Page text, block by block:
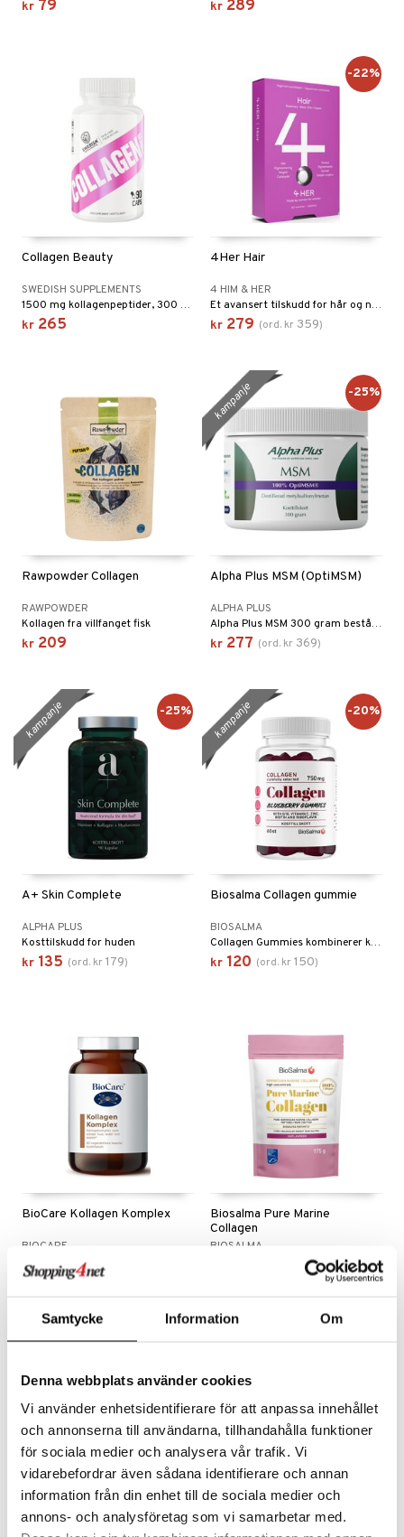
Samtycke Information Om
Denna webbplats använder cookies
Vi använder enhetsidentifierare för att anpassa innehållet
och annonserna till användarna, tillhandahålla funktioner
för sociala medier och analysera vår trafik. Vi
vidarebefordrar även sådana identifierare och annan
information från din enhet till de sociala medier och
annons- och analysföretag som vi samarbetar med.
kr 79 kr 289
Collagen Beauty
SWEDISH SUPPLEMENTS
1500 mg kollagenpeptider, 300 mg hyaluronsyre og 120 mg vitamin C per dagsdose
kr 265
4Her Hair
4 HIM & HER
Et avansert tilskudd for hår og negler, med over 20 aktive ingredienser.
kr 279 (ord. kr 359)
-22%
Rawpowder Collagen
RAWPOWDER
Kollagen fra villfanget fisk
kr 209
Alpha Plus MSM (OptiMSM)
ALPHA PLUS
Alpha Plus MSM 300 gram består av 100 % OptiMSM® – en ren form av metylsulfonylmetan.
kr 277 (ord. kr 369)
kampanje -25%
A+ Skin Complete
ALPHA PLUS
Kosttilskudd for huden
kr 135 (ord. kr 179)
kampanje -25%
Biosalma Collagen gummie
BIOSALMA
Collagen Gummies kombinerer kollagen og koenzym Q10 med vitaminer og mineraler.
kr 120 (ord. kr 150)
kampanje -20%
BioCare Kollagen Komplex
BIOCARE
Kosttilskudd med marint kollagen
kr 359
Biosalma Pure Marine
Collagen
BIOSALMA
100% Marint Kollagen av hydrolyserte peptider med lav molekylvekt (<3000 Da) for bedre biotilgjengelighet.
Biotin Collagen Collagen Beauty